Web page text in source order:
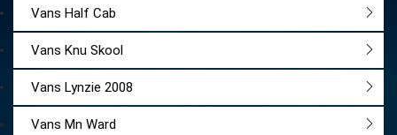
Vans Half Cab
Vans Knu Skool
Vans Lynzie 2008
Vans Mn Ward